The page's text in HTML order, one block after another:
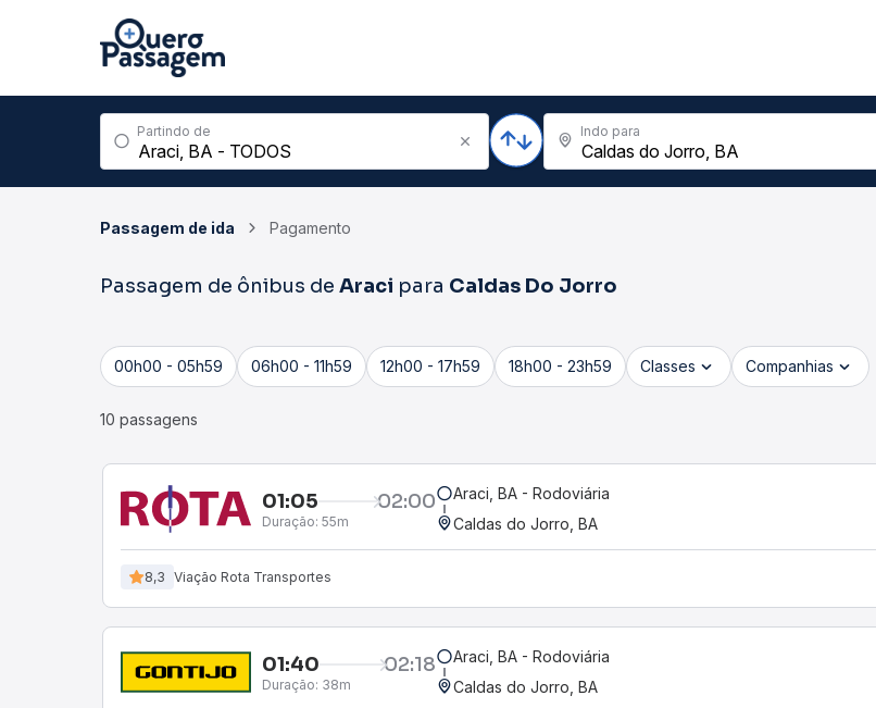
Partindo de Indo para
Passagem de ida Pagamento
Passagem de ônibus de Araci para Caldas Do Jorro
00h00 - 05h59 06h00 - 11h59 12h00 - 17h59 18h00 - 23h59 Classes Companhias
10 passagens
01:05 02:00
Duração: 55m
Araci, BA - Rodoviária
Caldas do Jorro, BA
8,3 Viação Rota Transportes
01:40 02:18
Duração: 38m
Araci, BA - Rodoviária
Caldas do Jorro, BA